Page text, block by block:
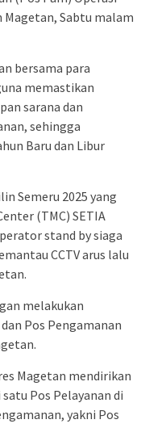
Magetan, Sabtu malam
bersama para
memastikan
sarana dan
sehingga
Baru dan Libur
Semeru 2025 yang
(TMC) SETIA
stand by siaga
CCTV arus lalu
melakukan
Pos Pengamanan
Magetan mendirikan
Pos Pelayanan di
yakni Pos